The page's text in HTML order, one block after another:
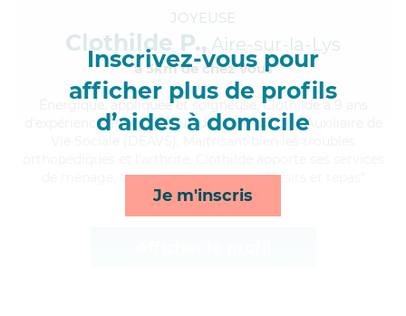
Inscrivez-vous pour
afficher plus de profils
d’aides à domicile
Je m'inscris
JOYEUSE
Clothilde P., Aire-sur-la-Lys
à 5km de chez Vous
, appliquée et soigneuse, Clothilde a 9 ans
d'expérience et possède un diplôme d'État d'Auxiliaire de
de ménage, transports, compagnie/loisirs et repas*